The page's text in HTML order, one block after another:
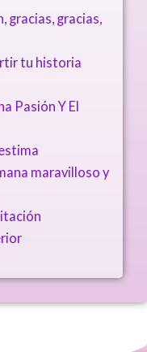
gracias, gracias,
tu historia
Pasión Y El
maravilloso y